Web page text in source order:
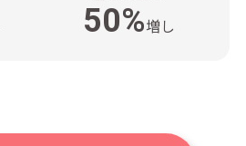
50%増し